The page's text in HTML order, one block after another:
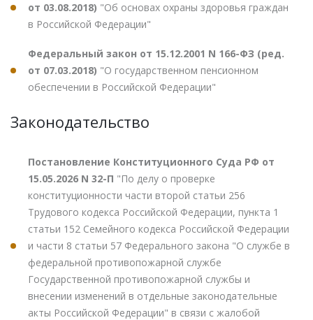
от 03.08.2018) "Об основах охраны здоровья граждан
в Российской Федерации"
Федеральный закон от 15.12.2001 N 166-ФЗ (ред.
от 07.03.2018) "О государственном пенсионном
обеспечении в Российской Федерации"
Законодательство
Постановление Конституционного Суда РФ от
15.05.2026 N 32-П "По делу о проверке
конституционности части второй статьи 256
Трудового кодекса Российской Федерации, пункта 1
статьи 152 Семейного кодекса Российской Федерации
и части 8 статьи 57 Федерального закона "О службе в
федеральной противопожарной службе
Государственной противопожарной службы и
внесении изменений в отдельные законодательные
акты Российской Федерации" в связи с жалобой